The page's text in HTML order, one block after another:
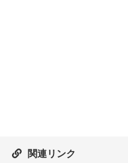
関連リンク